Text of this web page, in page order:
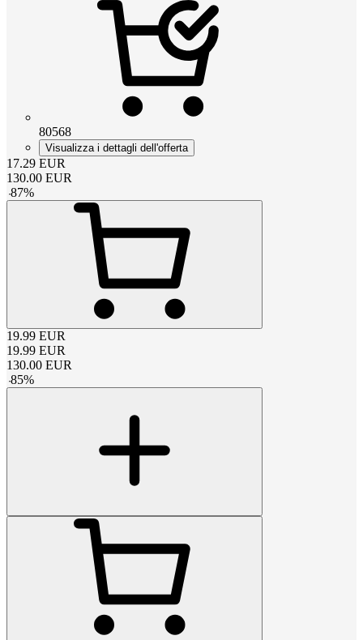
80568
Visualizza i dettagli dell'offerta
17.29 EUR
130.00 EUR
-87%
19.99 EUR
19.99 EUR
130.00 EUR
-85%